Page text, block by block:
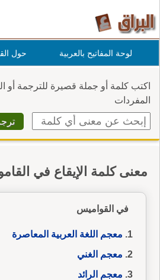
لوحة المفاتيح بالعربية حول
اكتب كلمة أو جملة قصيرة للترجمة
المفردات
معنى كلمة الإيقاع في
في القواميس
معجم اللغة العربية المعاصرة
معجم الغني
معجم الرائد